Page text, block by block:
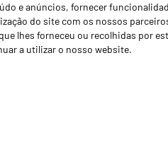
e anúncios, fornecer
do site com os nossos
lhes forneceu ou recolhidas por
a utilizar o nosso website.
Floresta